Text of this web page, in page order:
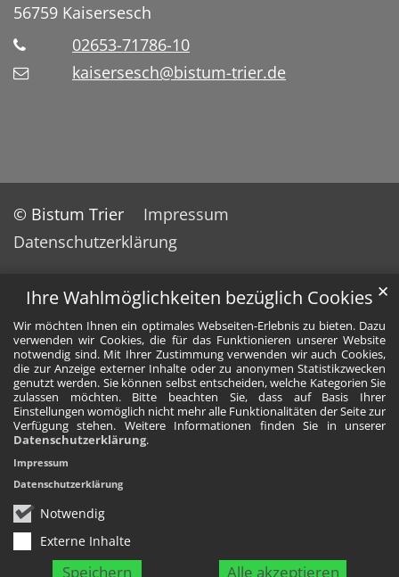
Ihre Wahlmöglichkeiten bezüglich Cookies
Wir möchten Ihnen ein optimales Webseiten-Erlebnis zu bieten. Dazu
verwenden wir Cookies, die für das Funktionieren unserer Website
notwendig sind. Mit Ihrer Zustimmung verwenden wir auch Cookies,
die zur Anzeige externer Inhalte oder zu anonymen Statistikzwecken
genutzt werden. Sie können selbst entscheiden, welche Kategorien Sie
zulassen möchten. Bitte beachten Sie, dass auf Basis Ihrer
Einstellungen womöglich nicht mehr alle Funktionalitäten der Seite zur
Verfügung stehen. Weitere Informationen finden Sie in unserer
Datenschutzerklärung.
Notwendig
Externe Inhalte
Speichern Alle akzeptieren
✕
Impressum
Datenschutzerklärung
56759 Kaisersesch
02653-71786-10
kaisersesch@bistum-trier.de
© Bistum Trier
Impressum
Datenschutzerklärung